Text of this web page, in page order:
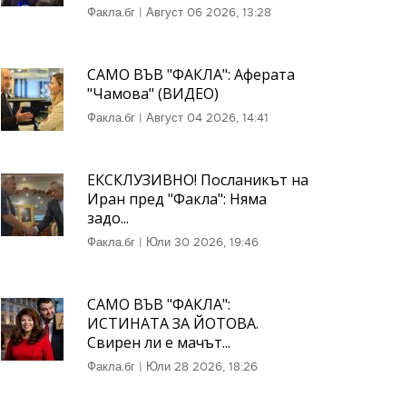
Факла.бг | Август 06 2026, 13:28
САМО ВЪВ "ФАКЛА": Аферата
"Чамова" (ВИДЕО)
Факла.бг | Август 04 2026, 14:41
ЕКСКЛУЗИВНО! Посланикът на
Иран пред "Факла": Няма
задо...
Факла.бг | Юли 30 2026, 19:46
САМО ВЪВ "ФАКЛА":
ИСТИНАТА ЗА ЙОТОВА.
Свирен ли е мачът...
Факла.бг | Юли 28 2026, 18:26